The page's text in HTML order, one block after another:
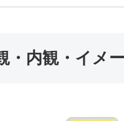
内観・イメー